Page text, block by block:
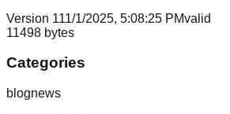
Version 111/1/2025, 5:08:25 PMvalid
11498 bytes
Categories
blognews